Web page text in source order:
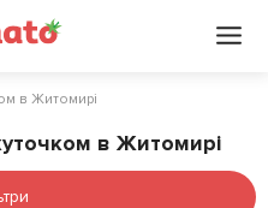
в Житомирі
в Житомирі